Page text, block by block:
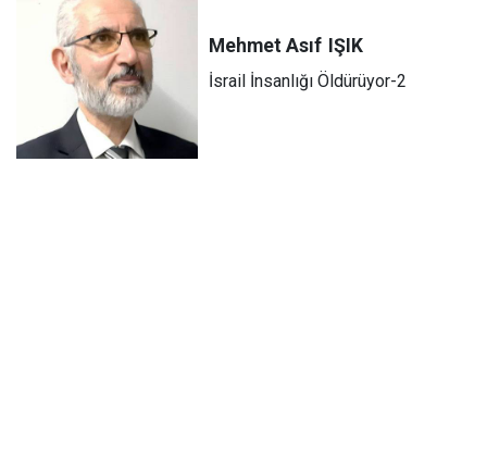
Mehmet Asıf IŞIK
İsrail İnsanlığı Öldürüyor-2